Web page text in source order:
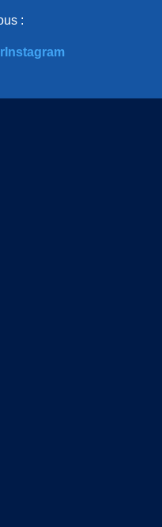
:
Instagram